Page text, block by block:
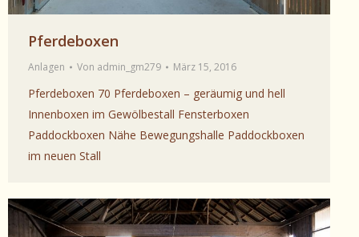
Pferdeboxen
Anlagen Von admin_gm279 März 15, 2016
Pferdeboxen 70 Pferdeboxen – geräumig und hell
Innenboxen im Gewölbestall Fensterboxen
Paddockboxen Nähe Bewegungshalle Paddockboxen
im neuen Stall